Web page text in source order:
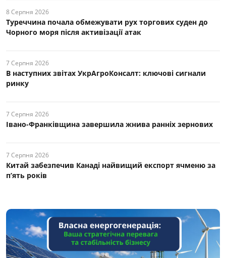
8 Серпня 2026
Туреччина почала обмежувати рух торгових суден до
Чорного моря після активізації атак
7 Серпня 2026
В наступних звітах УкрАгроКонсалт: ключові cигнали
ринку
7 Серпня 2026
Івано-Франківщина завершила жнива ранніх зернових
7 Серпня 2026
Китай забезпечив Канаді найвищий експорт ячменю за
п’ять років